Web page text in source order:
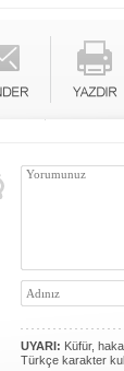
UYARI: Küfür,
Türkçe karakter